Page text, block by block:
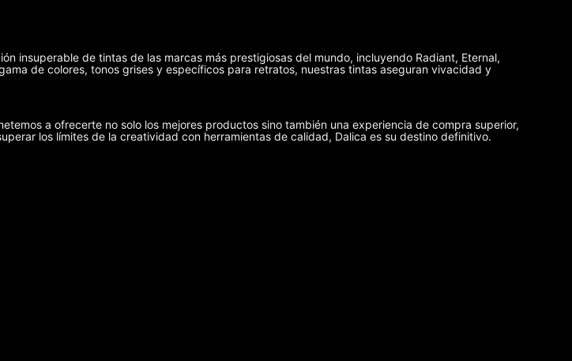
insuperable de tintas de las marcas más prestigiosas del mundo, incluyendo Radiant, Eternal,
de colores, tonos grises y específicos para retratos, nuestras tintas aseguran vivacidad y
a ofrecerte no solo los mejores productos sino también una experiencia de compra superior,
los límites de la creatividad con herramientas de calidad, Dalica es su destino definitivo.